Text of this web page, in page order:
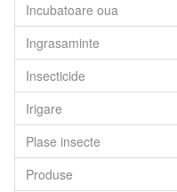
Incubatoare oua
Ingrasaminte
Insecticide
Irigare
Plase insecte
Produse